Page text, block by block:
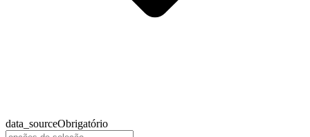
data_sourceObrigatório